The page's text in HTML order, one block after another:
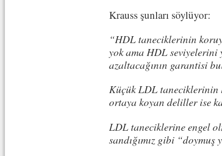
Krauss şunları söylüyor:
“HDL taneciklerinin
yok ama HDL seviyelerini
azaltacağının garantisi
Küçük LDL taneciklerinin
ortaya koyan deliller ise
LDL taneciklerine engel
sandığımız gibi